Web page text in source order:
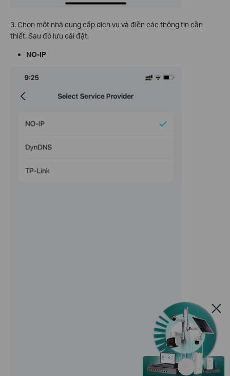
3. Chọn một nhà cung cấp dịch vụ và điền các thông tin cần
thiết. Sau đó lưu cài đặt.
NO-IP